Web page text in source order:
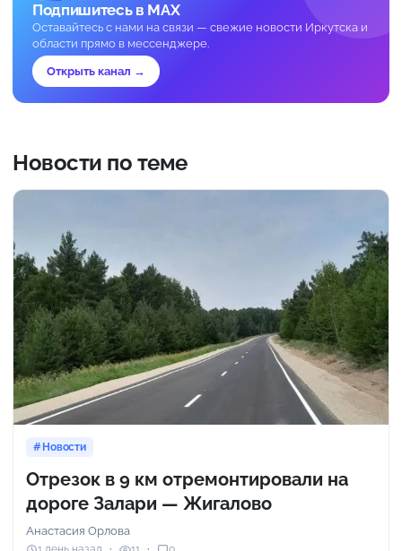
Подпишитесь в MAX
Оставайтесь с нами на связи — свежие новости Иркутска и
области прямо в мессенджере.
Открыть канал →
Новости по теме
Новости
Отрезок в 9 км отремонтировали на
дороге Залари — Жигалово
Анастасия Орлова